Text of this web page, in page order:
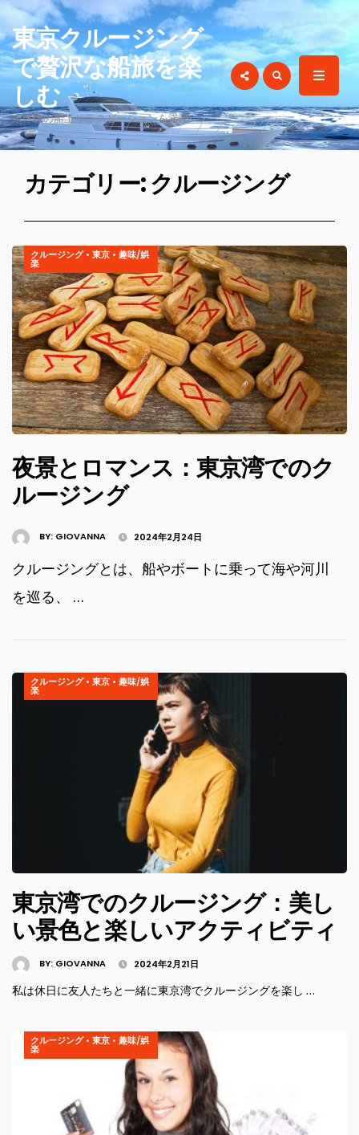
東京クルージング
で贅沢な船旅を楽
しむ
未体験の船上リラクゼーションを満喫
カテゴリー: クルージング
クルージング• 東京 • 趣味/娯
楽
夜景とロマンス：東京湾でのク
ルージング
BY: GIOVANNA 2024年2月24日
クルージングとは、船やボートに乗って海や河川
を巡る、 …
クルージング• 東京 • 趣味/娯
楽
東京湾でのクルージング：美し
い景色と楽しいアクティビティ
BY: GIOVANNA 2024年2月21日
私は休日に友人たちと一緒に東京湾でクルージングを楽し …
クルージング• 東京 • 趣味/娯
楽